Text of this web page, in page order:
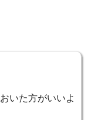
いた方がいいよ